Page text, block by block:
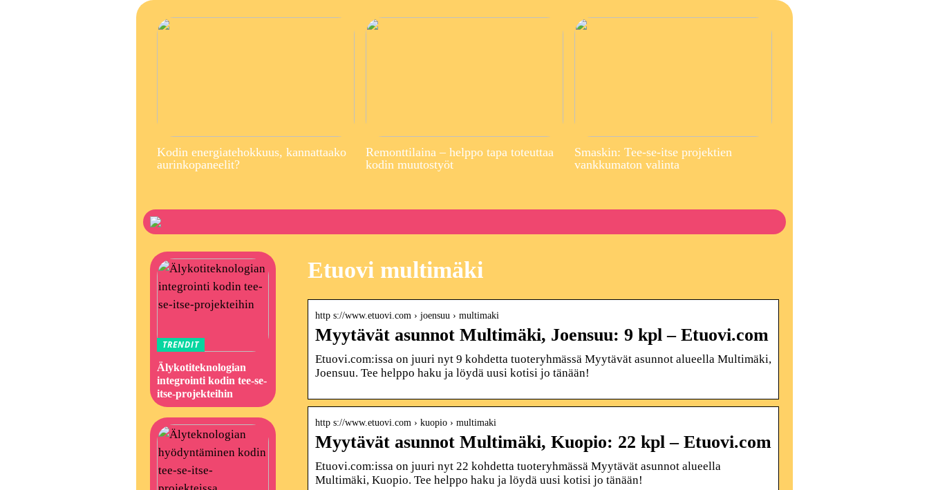
Kodin energiatehokkuus, kannattaako
aurinkopaneelit?
Remonttilaina – helppo tapa toteuttaa
kodin muutostyöt
Smaskin: Tee-se-itse projektien
vankkumaton valinta
Etuovi multimäki
http s://www.etuovi.com › joensuu › multimaki
Myytävät asunnot Multimäki, Joensuu: 9 kpl – Etuovi.com
Etuovi.com:issa on juuri nyt 9 kohdetta tuoteryhmässä Myytävät asunnot alueella Multimäki,
Joensuu. Tee helppo haku ja löydä uusi kotisi jo tänään!
http s://www.etuovi.com › kuopio › multimaki
Myytävät asunnot Multimäki, Kuopio: 22 kpl – Etuovi.com
Etuovi.com:issa on juuri nyt 22 kohdetta tuoteryhmässä Myytävät asunnot alueella
Multimäki, Kuopio. Tee helppo haku ja löydä uusi kotisi jo tänään!
TRENDIT
Älykotiteknologian
integrointi kodin tee-se-
itse-projekteihin